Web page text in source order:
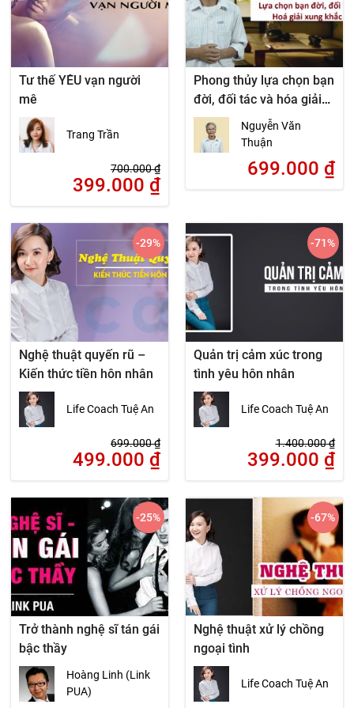
Tư thế YÊU vạn người
mê
Trang Trần
700.000₫
399.000 ₫
Phong thủy lựa chọn bạn
đời, đối tác và hóa giải
xung khắc
Nguyễn Văn
Thuận
699.000 ₫
Nghệ thuật quyến rũ –
Kiến thức tiền hôn nhân
Life Coach Tuệ An
699.000₫
499.000 ₫
-29%
Quản trị cảm xúc trong
tình yêu hôn nhân
Life Coach Tuệ An
1.400.000₫
399.000 ₫
-71%
Trở thành nghệ sĩ tán gái
bậc thầy
Hoàng Linh (Link
PUA)
-25%
Nghệ thuật xử lý chồng
ngoại tình
Life Coach Tuệ An
-67%